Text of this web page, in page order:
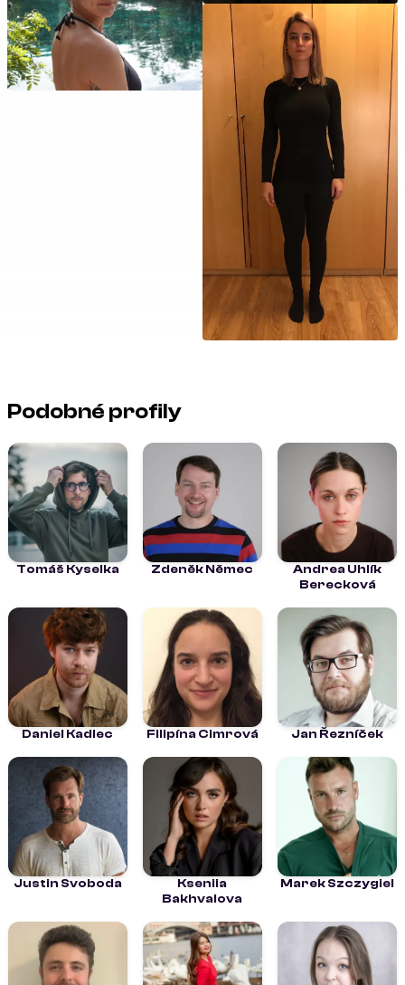
Podobné profily
Tomáš Kyselka Zdeněk Němec
Andrea Uhlík
Berecková
Daniel Kadlec Filipína Cimrová Jan Řezníček
Justin Svoboda
Kseniia
Bakhvalova
Marek Szczygiel